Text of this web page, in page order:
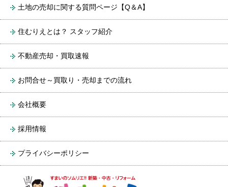
土地の売却に関する質問ページ【Q＆A】
住むりえとは？ スタッフ紹介
不動産売却・買取速報
お問合せ～買取り・売却までの流れ
会社概要
採用情報
プライバシーポリシー